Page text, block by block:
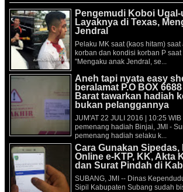
Pengemudi Koboi Ugal-
Layaknya di Texas,
Jendral
Pelaku MK saat (kaos hitam)
korban dan kondisi korban P
"Mengaku anak Jendral, se...
Aneh tapi nyata easy
beralamat P.O BOX
Barat tawarkan hadiah
bukan pelanggannya
JUM'AT 22 JULI 2016 | 10:25
pemenang hadiah Binjai, JMI -
pemenang hadiah selaku k...
Cara Gunakan Sipedas,
Online e-KTP, KK, Akta
dan Surat Pindah di
SUBANG, JMI -- Dinas
Sipil Kabupaten Subang sudah